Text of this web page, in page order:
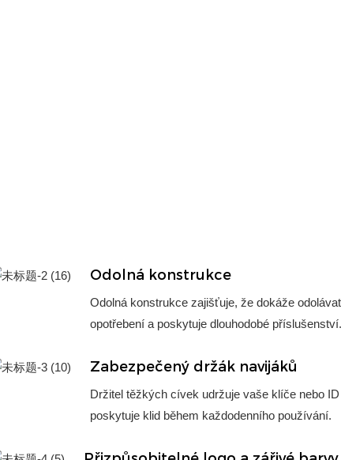
Odolná konstrukce
Odolná konstrukce zajišťuje, že dokáže
opotřebení a poskytuje dlouhodobé příslušenství.
Zabezpečený držák navijáků
Držitel těžkých cívek udržuje vaše klíče nebo
poskytuje klid během každodenního používání.